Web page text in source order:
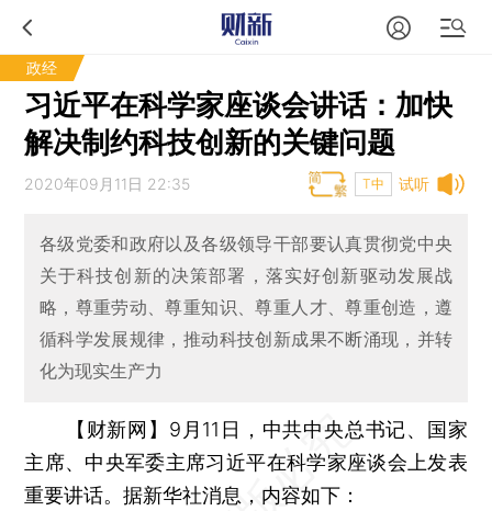
政经
习近平在科学家座谈会讲话：加快
解决制约科技创新的关键问题
试听
2020年09月11日 22:35 T中
各级党委和政府以及各级领导干部要认真贯彻党中央
关于科技创新的决策部署，落实好创新驱动发展战
略，尊重劳动、尊重知识、尊重人才、尊重创造，遵
循科学发展规律，推动科技创新成果不断涌现，并转
化为现实生产力
【财新网】 9月11日，中共中央总书记、国家
主席、中央军委主席习近平在科学家座谈会上发表
重要讲话。据新华社消息，内容如下：